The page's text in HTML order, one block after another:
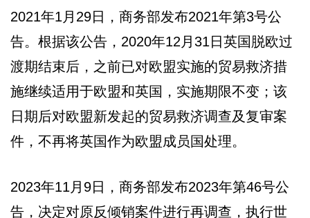
2021年1月29日，商务部发布2021年第3号公
告。根据该公告，2020年12月31日英国脱欧过
渡期结束后，之前已对欧盟实施的贸易救济措
施继续适用于欧盟和英国，实施期限不变；该
日期后对欧盟新发起的贸易救济调查及复审案
件，不再将英国作为欧盟成员国处理。
2023年11月9日，商务部发布2023年第46号公
告，决定对原反倾销案件进行再调查，执行世